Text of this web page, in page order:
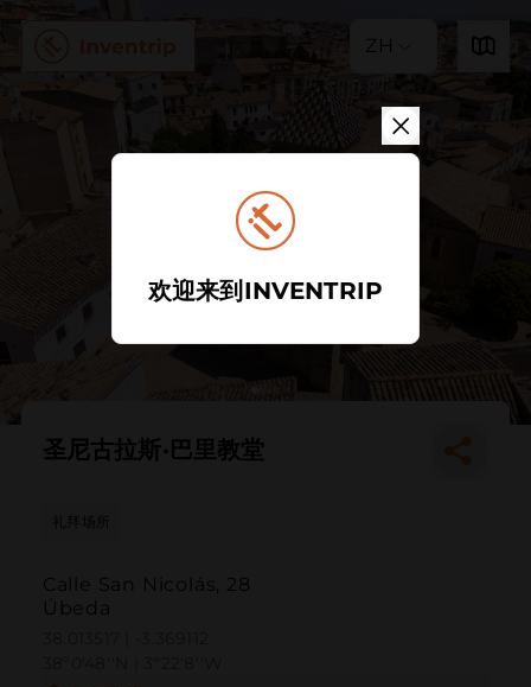
ZH
圣尼古拉斯·巴里教堂
Calle San Nicolás, 28
Úbeda
欢迎来到INVENTRIP